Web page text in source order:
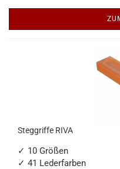
Steggriffe RIVA
✓ 10 Größen
✓ 41 Lederfarben